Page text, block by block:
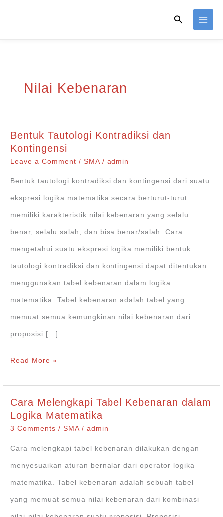
Search
Nilai Kebenaran
Bentuk Tautologi Kontradiksi dan
Kontingensi
Leave a Comment /SMA/admin
Bentuk tautologi kontradiksi dan kontingensi dari suatu
ekspresi logika matematika secara berturut-turut
memiliki karakteristik nilai kebenaran yang selalu
benar, selalu salah, dan bisa benar/salah. Cara
mengetahui suatu ekspresi logika memiliki bentuk
tautologi kontradiksi dan kontingensi dapat ditentukan
menggunakan tabel kebenaran dalam logika
matematika. Tabel kebenaran adalah tabel yang
memuat semua kemungkinan nilai kebenaran dari
proposisi […]
Bentuk
dan
Kontingensi
Read More »
Cara Melengkapi Tabel Kebenaran dalam
Logika Matematika
3 Comments /SMA/admin
Cara melengkapi tabel kebenaran dilakukan dengan
menyesuaikan aturan bernalar dari operator logika
matematika. Tabel kebenaran adalah sebuah tabel
yang memuat semua nilai kebenaran dari kombinasi